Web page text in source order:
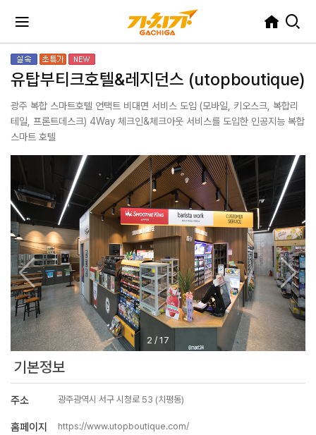
유탑부티크호텔&레지던스 (utopboutique)
광주 복합 스마트호텔 언택트 비대면 서비스 도입 (모바일, 키오스크, 복합리
테일, 프론트데스크) 4Way 체크인&체크아웃 서비스를 도입한 인공지능 복합
스마트 호텔
2 / 17
기본정보
주소 광주광역시 서구 시청로 53 (치평동)
홈페이지 https://www.utopboutique.com/